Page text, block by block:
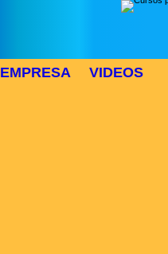
EMPRESA VIDEOS